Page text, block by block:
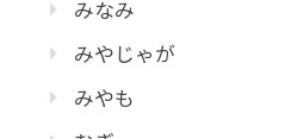
みなみ
みやじゃが
みやも